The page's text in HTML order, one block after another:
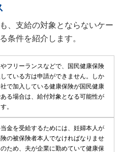
、支給の対象とならないケー
条件を紹介します。
フリーランスなどで、国民健康保険
ている方は申請ができません。しか
社で加入している健康保険が国民健康
る場合は、給付対象となる可能性が
。
金を受給するためには、妊婦本人が
の被保険者本人でなければなりませ
ため、夫が企業に勤めていて健康保